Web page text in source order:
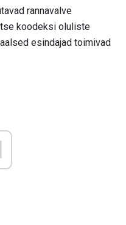
rannavalve
koodeksi oluliste
esindajad toimivad